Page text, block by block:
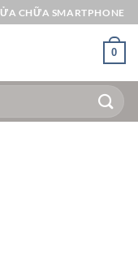
CHỮA SMARTPHONE
0